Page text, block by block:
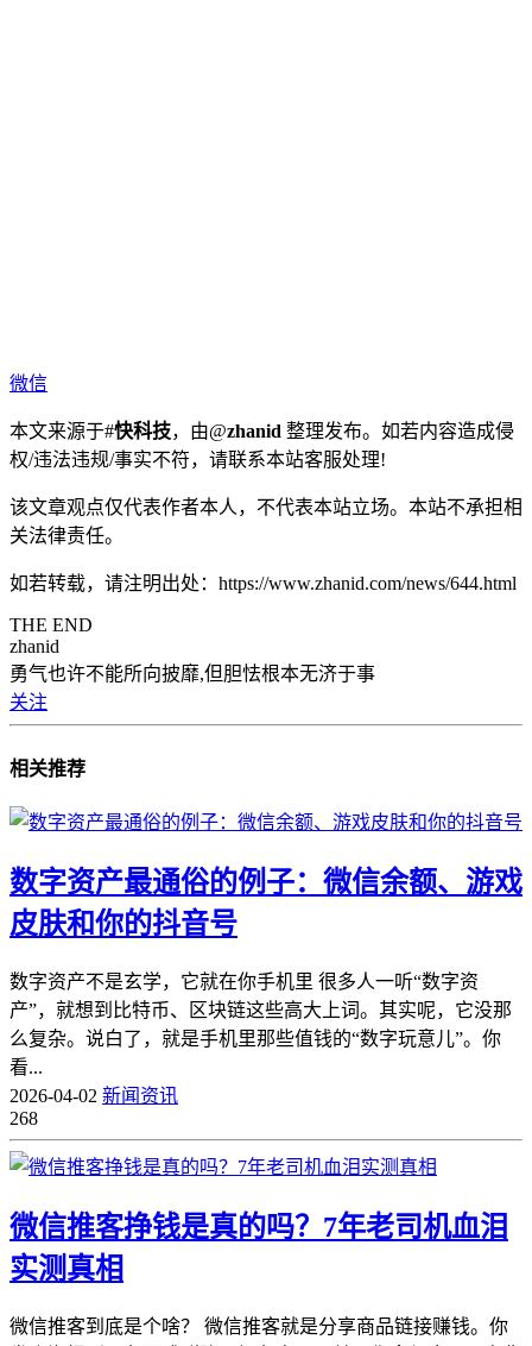
微信
本文来源于#快科技，由@zhanid 整理发布。如若内容造成侵
权/违法违规/事实不符，请联系本站客服处理!
该文章观点仅代表作者本人，不代表本站立场。本站不承担相
关法律责任。
如若转载，请注明出处：https://www.zhanid.com/news/644.html
THE END
zhanid
勇气也许不能所向披靡,但胆怯根本无济于事
关注
相关推荐
数字资产最通俗的例子：微信余额、游戏
皮肤和你的抖音号
数字资产不是玄学，它就在你手机里 很多人一听“数字资
产”，就想到比特币、区块链这些高大上词。其实呢，它没那
么复杂。说白了，就是手机里那些值钱的“数字玩意儿”。你
看...
2026-04-02 新闻资讯
268
微信推客挣钱是真的吗？7年老司机血泪
实测真相
微信推客到底是个啥？ 微信推客就是分享商品链接赚钱。你